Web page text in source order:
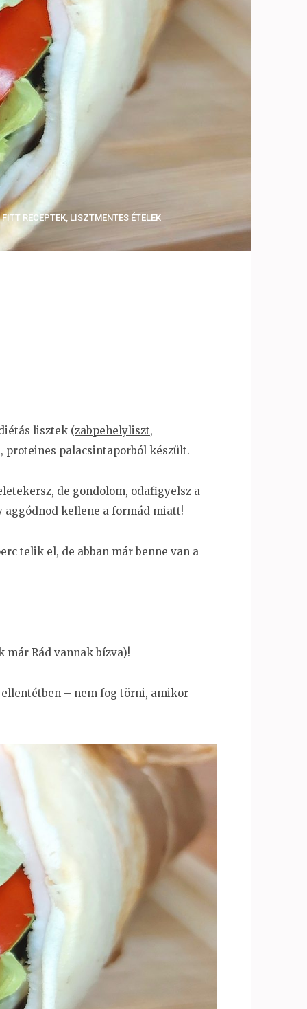
FITT RECEPTEK, LISZTMENTES ÉTELEK
lisztek (zabpehelyliszt,
proteines palacsintaporból készült.
de gondolom, odafigyelsz a
kellene a formád miatt!
telik el, de abban már benne van a
már Rád vannak bízva)!
– nem fog törni, amikor